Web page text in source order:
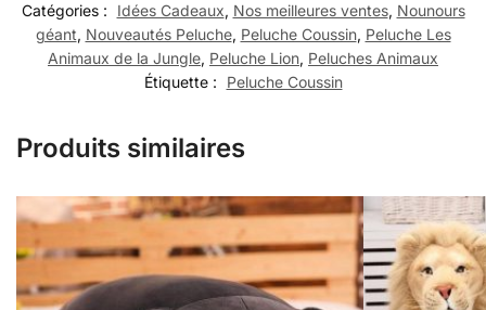
Catégories :
Idées Cadeaux, Nos meilleures ventes, Nounours
géant, Nouveautés Peluche, Peluche Coussin, Peluche Les
Animaux de la Jungle, Peluche Lion, Peluches Animaux
Étiquette :
Peluche Coussin
Produits similaires